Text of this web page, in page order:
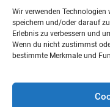
Wir verwenden
speichern und/oder darauf
Erlebnis zu verbessern und
Wenn du nicht zustimmst
bestimmte Merkmale und
Freude am Sport
AGB
Impressum
Datenschutzerklärung